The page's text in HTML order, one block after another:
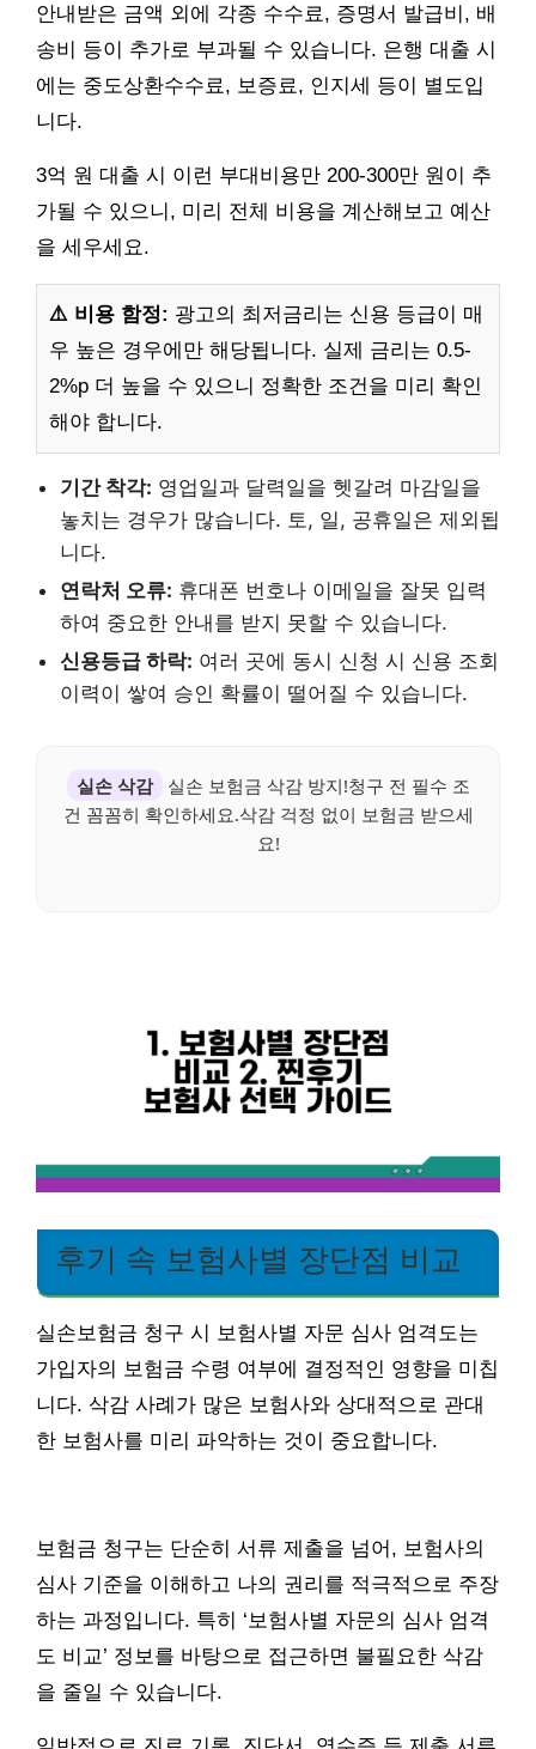
안내받은 금액 외에 각종 수수료, 증명서 발급비, 배
송비 등이 추가로 부과될 수 있습니다. 은행 대출 시
에는 중도상환수수료, 보증료, 인지세 등이 별도입
니다.
3억 원 대출 시 이런 부대비용만 200-300만 원이 추
가될 수 있으니, 미리 전체 비용을 계산해보고 예산
을 세우세요.
⚠️ 비용 함정: 광고의 최저금리는 신용 등급이 매
우 높은 경우에만 해당됩니다. 실제 금리는 0.5-
2%p 더 높을 수 있으니 정확한 조건을 미리 확인
해야 합니다.
기간 착각: 영업일과 달력일을 헷갈려 마감일을
놓치는 경우가 많습니다. 토, 일, 공휴일은 제외됩
니다.
연락처 오류: 휴대폰 번호나 이메일을 잘못 입력
하여 중요한 안내를 받지 못할 수 있습니다.
신용등급 하락: 여러 곳에 동시 신청 시 신용 조회
이력이 쌓여 승인 확률이 떨어질 수 있습니다.
실손 삭감
실손 보험금 삭감 방지!청구 전 필수 조
건 꼼꼼히 확인하세요.삭감 걱정 없이 보험금 받으세
요!
후기 속 보험사별 장단점 비교
실손보험금 청구 시 보험사별 자문 심사 엄격도는
가입자의 보험금 수령 여부에 결정적인 영향을 미칩
니다. 삭감 사례가 많은 보험사와 상대적으로 관대
한 보험사를 미리 파악하는 것이 중요합니다.
보험금 청구는 단순히 서류 제출을 넘어, 보험사의
심사 기준을 이해하고 나의 권리를 적극적으로 주장
하는 과정입니다. 특히 ‘보험사별 자문의 심사 엄격
도 비교’ 정보를 바탕으로 접근하면 불필요한 삭감
을 줄일 수 있습니다.